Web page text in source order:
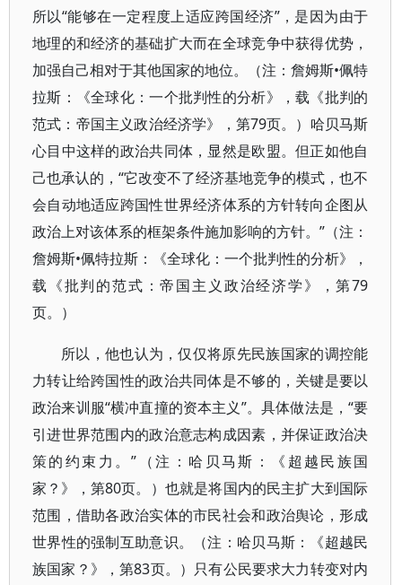
所以“能够在一定程度上适应跨国经济”，是因为由于
地理的和经济的基础扩大而在全球竞争中获得优势，
加强自己相对于其他国家的地位。（注：詹姆斯•佩特
拉斯：《全球化：一个批判性的分析》，载《批判的
范式：帝国主义政治经济学》，第79页。）哈贝马斯
心目中这样的政治共同体，显然是欧盟。但正如他自
己也承认的，“它改变不了经济基地竞争的模式，也不
会自动地适应跨国性世界经济体系的方针转向企图从
政治上对该体系的框架条件施加影响的方针。”（注：
詹姆斯•佩特拉斯：《全球化：一个批判性的分析》，
载《批判的范式：帝国主义政治经济学》，第79
页。）
所以，他也认为，仅仅将原先民族国家的调控能
力转让给跨国性的政治共同体是不够的，关键是要以
政治来训服“横冲直撞的资本主义”。具体做法是，“要
引进世界范围内的政治意志构成因素，并保证政治决
策的约束力。”（注：哈贝马斯：《超越民族国
家？》，第80页。）也就是将国内的民主扩大到国际
范围，借助各政治实体的市民社会和政治舆论，形成
世界性的强制互助意识。（注：哈贝马斯：《超越民
族国家？》，第83页。）只有公民要求大力转变对内